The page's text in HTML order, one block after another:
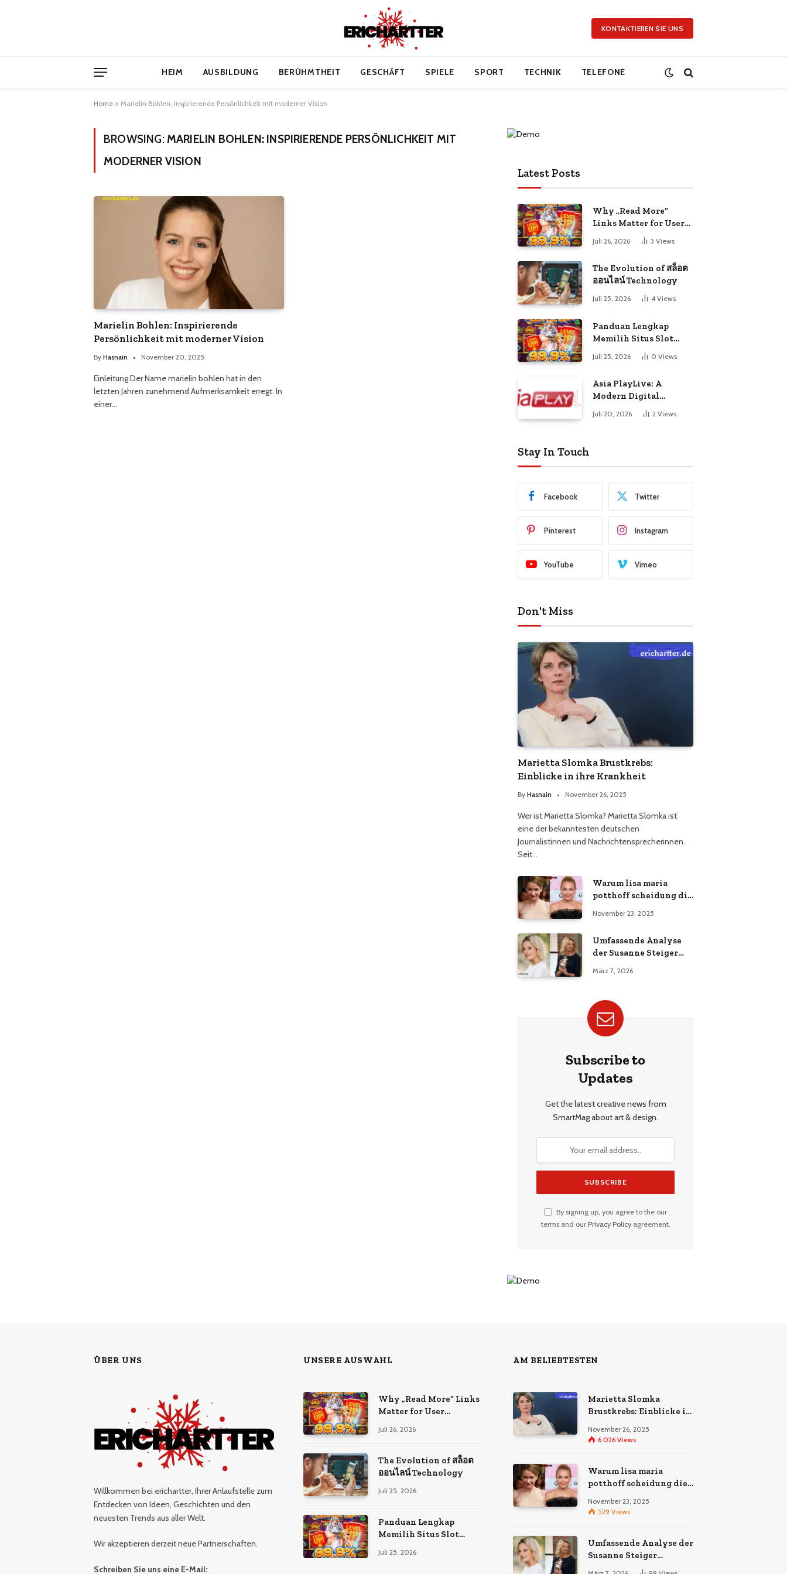
KONTAKTIEREN SIE UNS
HEIM AUSBILDUNG BERÜHMTHEIT GESCHÄFT SPIELE SPORT TECHNIK TELEFONE
Home » Marielin Bohlen: Inspirierende Persönlichkeit mit moderner Vision
BROWSING: MARIELIN BOHLEN: INSPIRIERENDE PERSÖNLICHKEIT MIT
MODERNER VISION
Marielin Bohlen: Inspirierende
Persönlichkeit mit moderner Vision
By Hasnain November 20, 2025
Einleitung Der Name marielin bohlen hat in den
letzten Jahren zunehmend Aufmerksamkeit erregt. In
einer…
Latest Posts
Why „Read More“
Links Matter for User
Experience and SEO
Juli 26, 2026 3 Views
The Evolution of สล็อต
ออนไลน์ Technology
Juli 25, 2026 4 Views
Panduan Lengkap
Memilih Situs Slot
Gacor Terpercaya di
Indonesia Tahun Ini
Juli 25, 2026 0 Views
Asia PlayLive: A
Modern Digital
Entertainment
Platform
Juli 20, 2026 2 Views
Stay In Touch
Facebook Twitter
Pinterest Instagram
YouTube Vimeo
Don't Miss
Marietta Slomka Brustkrebs:
Einblicke in ihre Krankheit
By Hasnain November 26, 2025
Wer ist Marietta Slomka? Marietta Slomka ist
eine der bekanntesten deutschen
Journalistinnen und Nachrichtensprecherinnen.
Seit…
Warum lisa maria
potthoff scheidung die
November 23, 2025
Umfassende Analyse
der Susanne Steiger
März 7, 2026
Subscribe to
Updates
Get the latest creative news from
SmartMag about art & design.
By signing up, you agree to the our
terms and our Privacy Policyagreement.
ÜBER UNS
Willkommen bei erichartter, Ihrer Anlaufstelle zum
Entdecken von Ideen, Geschichten und den
neuesten Trends aus aller Welt.
Wir akzeptieren derzeit neue Partnerschaften.
Schreiben Sie uns eine E-Mail:
UNSERE AUSWAHL
Why „Read More“ Links
Matter for User
Juli 26, 2026
The Evolution of สล็อต
ออนไลน์ Technology
Juli 25, 2026
Panduan Lengkap
Memilih Situs Slot
Indonesia Tahun Ini
Juli 25, 2026
AM BELIEBTESTEN
Marietta Slomka
Brustkrebs: Einblicke in
November 26, 2025
6.026 Views
Warum lisa maria
potthoff scheidung die
November 23, 2025
529 Views
Umfassende Analyse der
Susanne Steiger
Todesursache